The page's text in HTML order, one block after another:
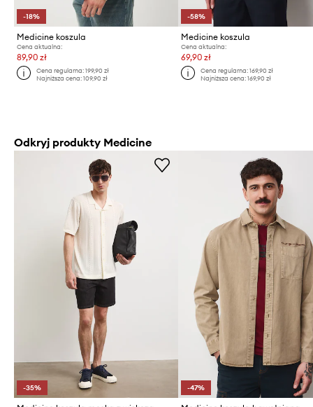
-18%
Medicine koszula
Cena aktualna:
89,90 zł
Cena regularna:199,90 zł
Najniższa cena:109,90 zł
-58%
Medicine koszula
Cena aktualna:
69,90 zł
Cena regularna: 169,90 zł
Najniższa cena: 169,90 zł
Odkryj produkty Medicine
-35% -47%